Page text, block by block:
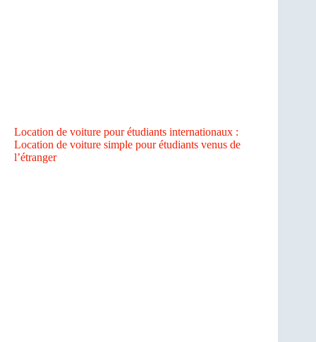
Location de voiture pour étudiants internationaux :
Location de voiture simple pour étudiants venus de
l’étranger